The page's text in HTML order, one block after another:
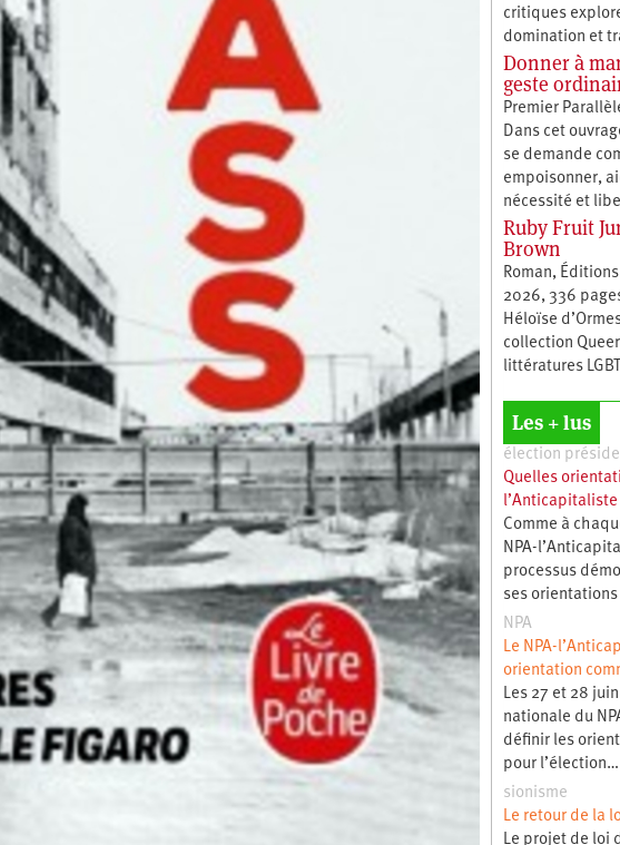
critiques
­domination et
Donner à
geste
Premier
Dans cet
se demande
empoisonner,
nécessité et
Ruby Fruit
Brown
Roman,
2026, 336
Héloïse
collection
littératures
Les + lus
élection
Quelles
Comme à
NPA-
processus
ses orientations
NPA
Le NPA-
orientation
Les 27 et 28
nationale du
définir les
pour l’élection…
sionisme
Le retour de la
Le projet de loi